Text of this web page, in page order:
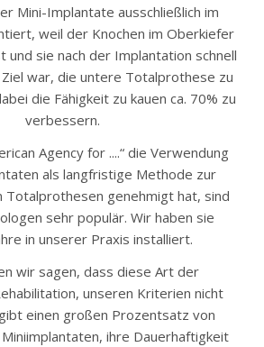
Mini-Implantate ausschließlich im
weil der Knochen im Oberkiefer
und sie nach der Implantation schnell
war, die untere Totalprothese zu
die Fähigkeit zu kauen ca. 70% zu
verbessern.
Agency for ....“ die Verwendung
als langfristige Methode zur
Totalprothesen genehmigt hat, sind
sehr populär. Wir haben sie
in unserer Praxis installiert.
wir sagen, dass diese Art der
unseren Kriterien nicht
einen großen Prozentsatz von
ihre Dauerhaftigkeit